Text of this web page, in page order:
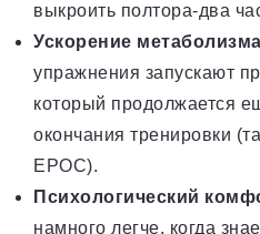
выкроить полтора-два
Ускорение
упражнения запускают
который продолжается
окончания тренировки
EPOC).
Психологический
намного легче, когда